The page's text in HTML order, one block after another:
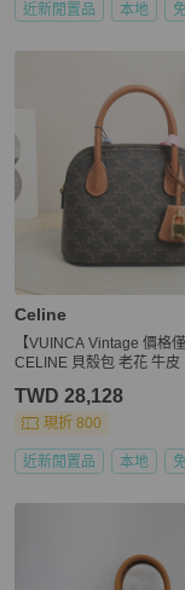
近新閒置品 本地
Celine
【VUINCA Vintage 價格
CELINE 貝殼包 老花 牛皮
TWD 28,128
現折 800
近新閒置品 本地